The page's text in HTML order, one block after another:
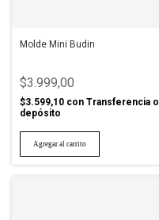
Molde Mini Budin
$3.999,00
$3.599,10 con Transferencia o
depósito